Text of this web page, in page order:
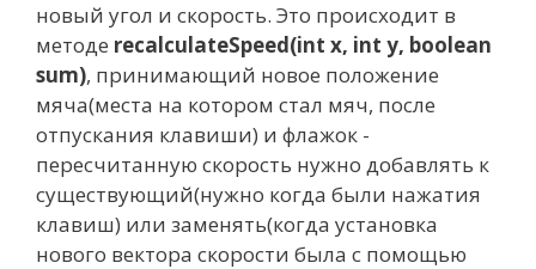
новый угол и скорость. Это происходит в
методе recalculateSpeed(int x, int y, boolean
sum), принимающий новое положение
мяча(места на котором стал мяч, после
отпускания клавиши) и флажок -
пересчитанную скорость нужно добавлять к
существующий(нужно когда были нажатия
клавиш) или заменять(когда установка
нового вектора скорости была с помощью